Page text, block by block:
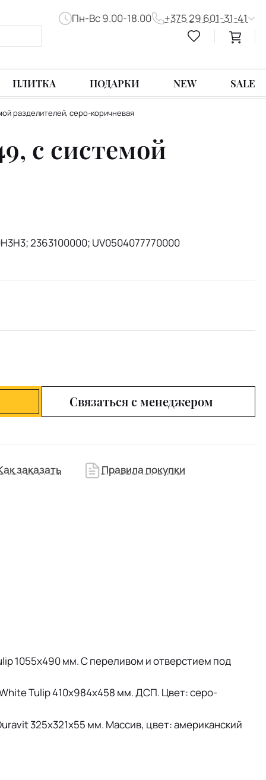
Пн-Вс 9.00-18.00 +375 29 601-31-41
ПЛИТКА ПОДАРКИ NEW SALE
разделителей, серо-коричневая
с системой
2363100000; UV0504077770000
Связаться с менеджером
заказать Правила покупки
1055х490 мм. С переливом и отверстием под
Tulip 410х984х458 мм. ДСП. Цвет: серо-
325х321х55 мм. Массив, цвет: американский